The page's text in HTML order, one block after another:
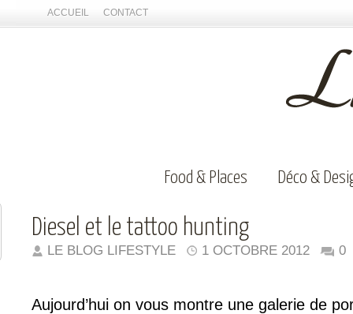
ACCUEIL CONTACT
Food & Places Déco &
Diesel et le tattoo hunting
LE BLOG LIFESTYLE 1 OCTOBRE 2012 0
Aujourd’hui on vous montre une galerie de